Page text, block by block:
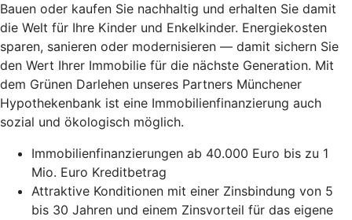
Bauen oder kaufen Sie nachhaltig und erhalten Sie damit
die Welt für Ihre Kinder und Enkelkinder. Energiekosten
sparen, sanieren oder modernisieren — damit sichern Sie
den Wert Ihrer Immobilie für die nächste Generation. Mit
dem Grünen Darlehen unseres Partners Münchener
Hypothekenbank ist eine Immobilienfinanzierung auch
sozial und ökologisch möglich.
Immobilienfinanzierungen ab 40.000 Euro bis zu 1
Mio. Euro Kreditbetrag
Attraktive Konditionen mit einer Zinsbindung von 5
bis 30 Jahren und einem Zinsvorteil für das eigene